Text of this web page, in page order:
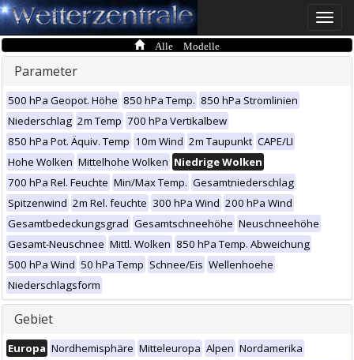
Toggle
Alle Modelle
Parameter
500 hPa Geopot. Höhe 850 hPa Temp. 850 hPa Stromlinien
Niederschlag 2m Temp 700 hPa Vertikalbew
850 hPa Pot. Äquiv. Temp 10m Wind 2m Taupunkt CAPE/LI
Hohe Wolken Mittelhohe Wolken Niedrige Wolken
700 hPa Rel. Feuchte Min/Max Temp. Gesamtniederschlag
Spitzenwind 2m Rel. feuchte 300 hPa Wind 200 hPa Wind
Gesamtbedeckungsgrad Gesamtschneehöhe Neuschneehöhe
Gesamt-Neuschnee Mittl. Wolken 850 hPa Temp. Abweichung
500 hPa Wind 50 hPa Temp Schnee/Eis Wellenhoehe
Niederschlagsform
Gebiet
Europa Nordhemisphäre Mitteleuropa Alpen Nordamerika